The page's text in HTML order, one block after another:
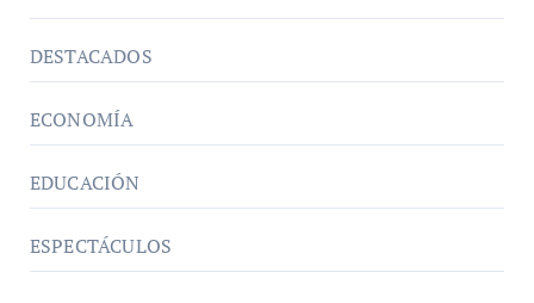
DESTACADOS
ECONOMÍA
EDUCACIÓN
ESPECTÁCULOS